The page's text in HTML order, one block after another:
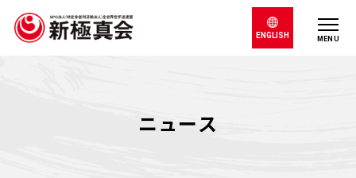
MENU
ENGLISH
ニュース